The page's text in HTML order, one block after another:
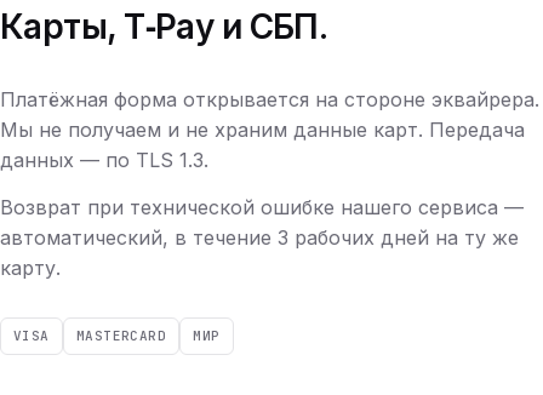
Карты, T‑Pay и СБП.
Платёжная форма открывается на стороне эквайрера.
Мы не получаем и не храним данные карт. Передача
данных — по TLS 1.3.
Возврат при технической ошибке нашего сервиса —
автоматический, в течение 3 рабочих дней на ту же
карту.
VISA MASTERCARD МИР